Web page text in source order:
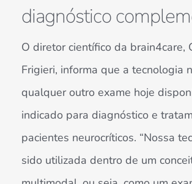
diagnóstico
O diretor científico da brain4care,
Frigieri, informa que a tecnologia
qualquer outro exame hoje
indicado para diagnóstico e
pacientes neurocríticos. “Nossa
sido utilizada dentro de um